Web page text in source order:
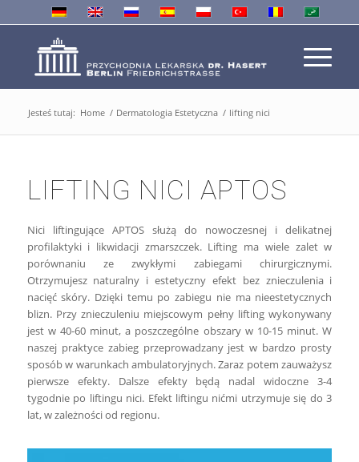
Jesteś tutaj: Home / Dermatologia Estetyczna / lifting nici
LIFTING NICI APTOS
Nici liftingujące APTOS służą do nowoczesnej i delikatnej
profilaktyki i likwidacji zmarszczek. Lifting ma wiele zalet w
porównaniu ze zwykłymi zabiegami chirurgicznymi.
Otrzymujesz naturalny i estetyczny efekt bez znieczulenia i
nacięć skóry. Dzięki temu po zabiegu nie ma nieestetycznych
blizn. Przy znieczuleniu miejscowym pełny lifting wykonywany
jest w 40-60 minut, a poszczególne obszary w 10-15 minut. W
naszej praktyce zabieg przeprowadzany jest w bardzo prosty
sposób w warunkach ambulatoryjnych. Zaraz potem zauważysz
pierwsze efekty. Dalsze efekty będą nadal widoczne 3-4
tygodnie po liftingu nici. Efekt liftingu nićmi utrzymuje się do 3
lat, w zależności od regionu.